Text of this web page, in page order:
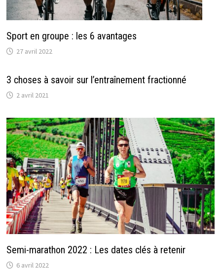
Sport en groupe : les 6 avantages
27 avril 2022
3 choses à savoir sur l’entraînement fractionné
2 avril 2021
Semi-marathon 2022 : Les dates clés à retenir
6 avril 2022